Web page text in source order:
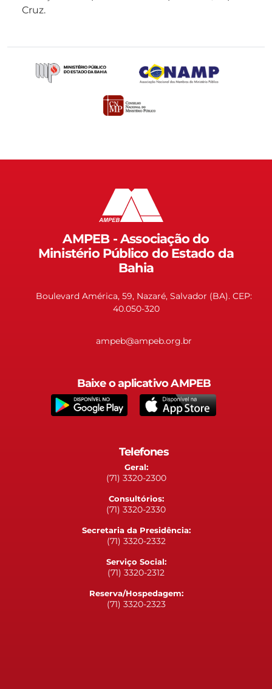
Cruz.
AMPEB - Associação do
Ministério Público do Estado da
Bahia
Boulevard América, 59, Nazaré, Salvador (BA). CEP:
40.050-320
ampeb@ampeb.org.br
Baixe o aplicativo AMPEB
Telefones
Geral:
(71) 3320-2300
Consultórios:
(71) 3320-2330
Secretaria da Presidência:
(71) 3320-2332
Serviço Social:
(71) 3320-2312
Reserva/Hospedagem:
(71) 3320-2323